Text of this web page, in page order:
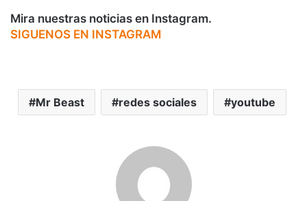
Mira nuestras noticias en Instagram.
SIGUENOS EN INSTAGRAM
Mr Beast redes sociales youtube